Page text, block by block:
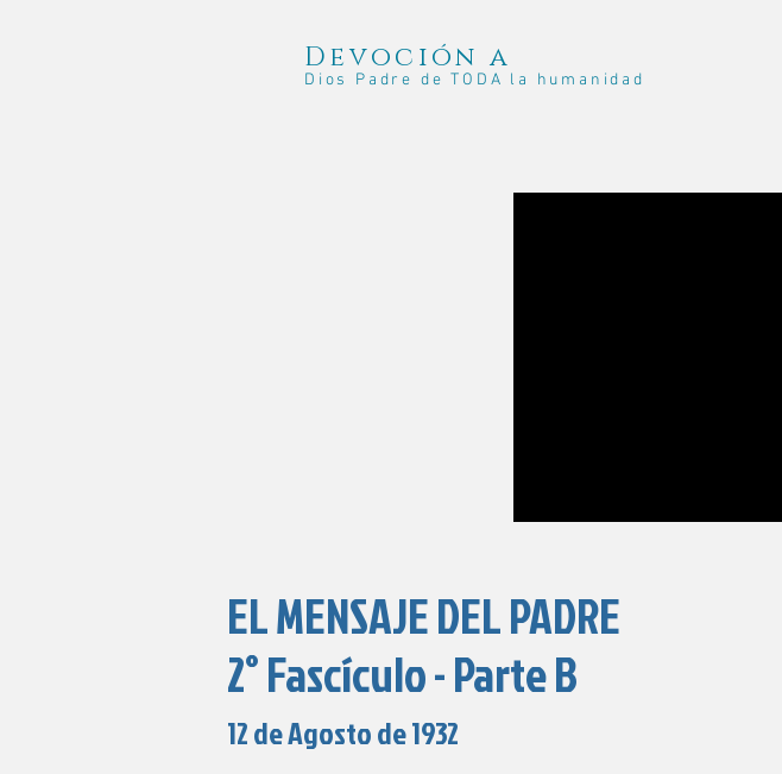
Devoción a
Dios Padre de TODA la humanidad
EL MENSAJE DEL PADRE
2° Fascículo - Parte B
12 de Agosto de 1932